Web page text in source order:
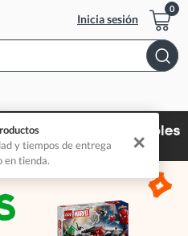
Inicia sesión
y tiempos de entrega
en tienda.
✕